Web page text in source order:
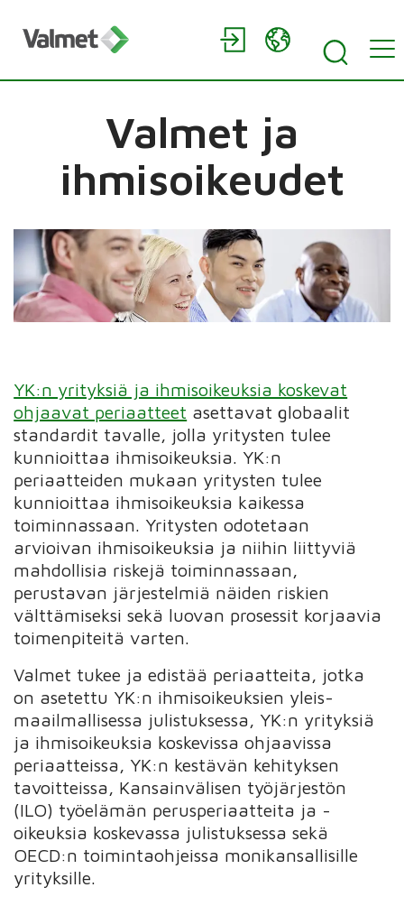
Valmet ja
ihmisoikeudet
YK:n yrityksiä ja ihmisoikeuksia koskevat
ohjaavat periaatteet asettavat globaalit
standardit tavalle, jolla yritysten tulee
kunnioittaa ihmisoikeuksia. YK:n
periaatteiden mukaan yritysten tulee
kunnioittaa ihmisoikeuksia kaikessa
toiminnassaan. Yritysten odotetaan
arvioivan ihmisoikeuksia ja niihin liittyviä
mahdollisia riskejä toiminnassaan,
perustavan järjestelmiä näiden riskien
välttämiseksi sekä luovan prosessit korjaavia
toimenpiteitä varten.
Valmet tukee ja edistää periaatteita, jotka
on asetettu YK:n ihmisoikeuksien yleis­
maailmallisessa julistuksessa, YK:n yrityksiä
ja ihmisoikeuksia koskevissa ohjaavissa
periaatteissa, YK:n kestävän kehityksen
tavoitteissa, Kansainvälisen työjärjestön
(ILO) työelämän perusperiaatteita ja -
oikeuksia koskevassa julistuksessa sekä
OECD:n toimintaohjeissa monikansallisille
yrityksille.